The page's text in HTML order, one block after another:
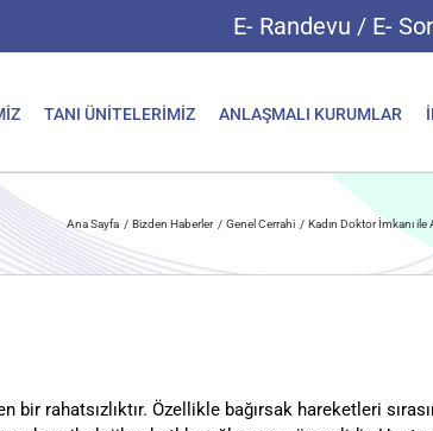
E- Randevu / E-
TANI ÜNİTELERİMİZ ANLAŞMALI KURUMLAR
Ana Sayfa Bizden Haberler Genel Cerrahi Kadın Doktor İmkanı
rahatsızlıktır. Özellikle bağırsak hareketleri